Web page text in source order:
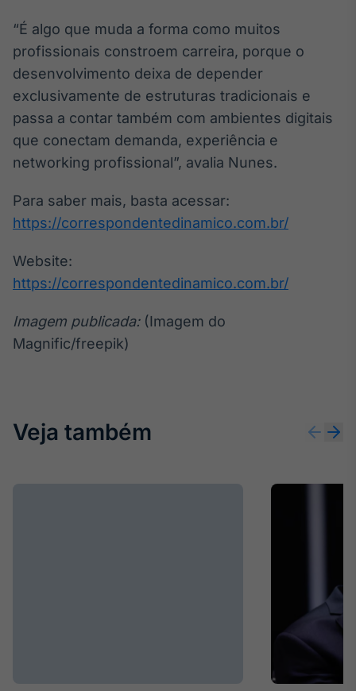
“É algo que muda a forma como muitos
profissionais constroem carreira, porque o
desenvolvimento deixa de depender
exclusivamente de estruturas tradicionais e
passa a contar também com ambientes digitais
que conectam demanda, experiência e
networking profissional”, avalia Nunes.
Para saber mais, basta acessar:
https://correspondentedinamico.com.br/
Website:
https://correspondentedinamico.com.br/
Imagem publicada:(Imagem do
Magnific/freepik)
Veja também